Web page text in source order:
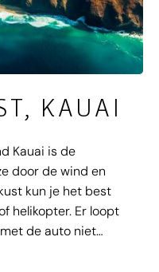
KAUAI
Kauai is de
door de wind en
kun je het best
helikopter. Er loopt
de auto niet